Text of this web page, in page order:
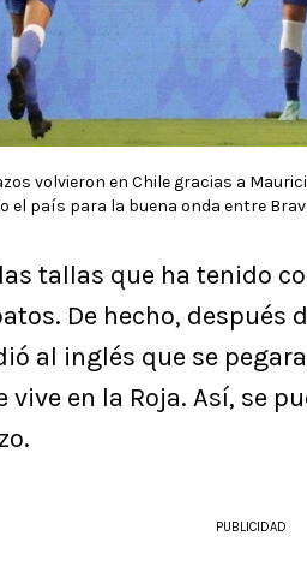
volvieron en Chile gracias a
el país para la buena onda entre
tallas que ha tenido
De hecho, después
al inglés que se
vive en la Roja. Así, se
PUBLICIDAD